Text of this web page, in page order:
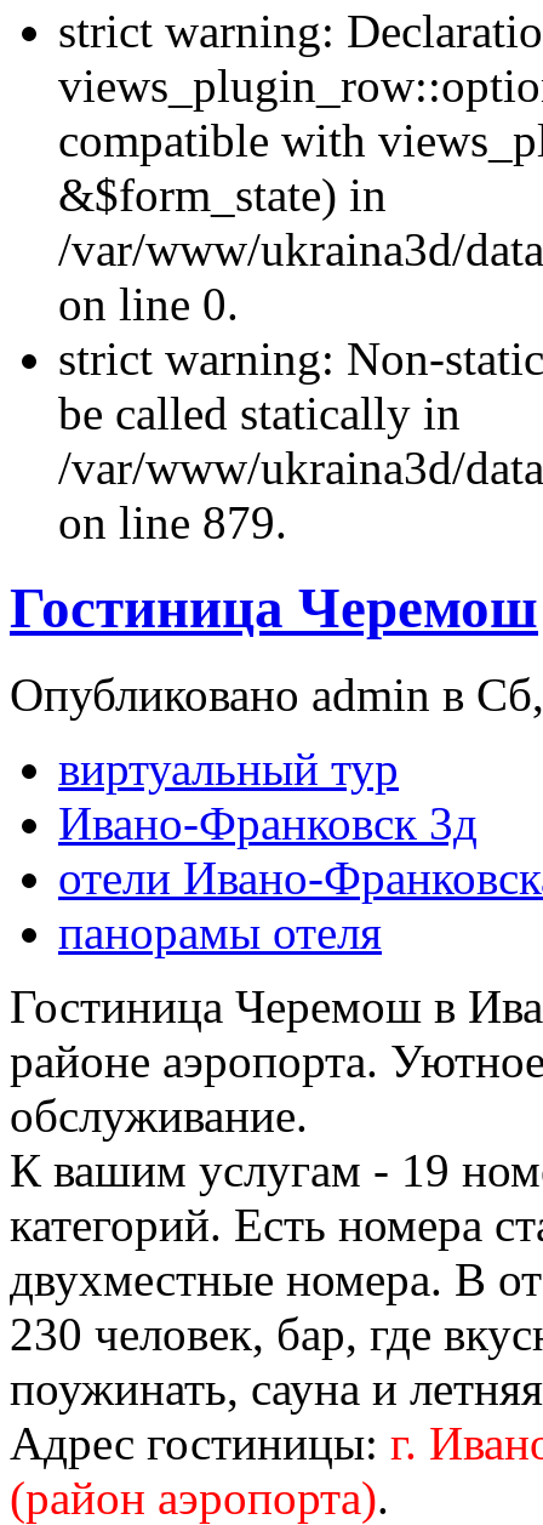
strict warning:
compatible with
&$form_state) in
/var/www/ukraina3d/
on line 0.
strict warning: Non-
be called statically in
/var/www/ukraina3d/
on line 879.
Гостиница Черемош
Опубликовано admin в
виртуальный тур
Ивано-Франковск 3д
отели Ивано-
панорамы отеля
Гостиница Черемош в
районе аэропорта.
обслуживание.
К вашим услугам - 19
категорий. Есть номера
двухместные номера. В
230 человек, бар, где
поужинать, сауна и
Адрес гостиницы: г.
(район аэропорта).